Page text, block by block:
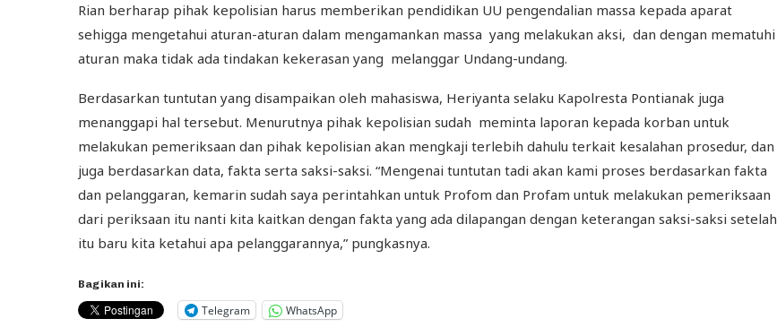
Rian berharap pihak kepolisian harus memberikan pendidikan UU pengendalian massa kepada aparat
sehigga mengetahui aturan-aturan dalam mengamankan massa yang melakukan aksi, dan dengan mematuhi
aturan maka tidak ada tindakan kekerasan yang melanggar Undang-undang.
Berdasarkan tuntutan yang disampaikan oleh mahasiswa, Heriyanta selaku Kapolresta Pontianak juga
menanggapi hal tersebut. Menurutnya pihak kepolisian sudah meminta laporan kepada korban untuk
melakukan pemeriksaan dan pihak kepolisian akan mengkaji terlebih dahulu terkait kesalahan prosedur, dan
juga berdasarkan data, fakta serta saksi-saksi. “Mengenai tuntutan tadi akan kami proses berdasarkan fakta
dan pelanggaran, kemarin sudah saya perintahkan untuk Profom dan Profam untuk melakukan pemeriksaan
dari periksaan itu nanti kita kaitkan dengan fakta yang ada dilapangan dengan keterangan saksi-saksi setelah
itu baru kita ketahui apa pelanggarannya,” pungkasnya.
Bagikan ini:
Telegram WhatsApp